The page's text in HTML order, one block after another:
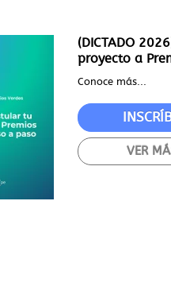
(DICTADO
proyecto a
Conoce más...
VER